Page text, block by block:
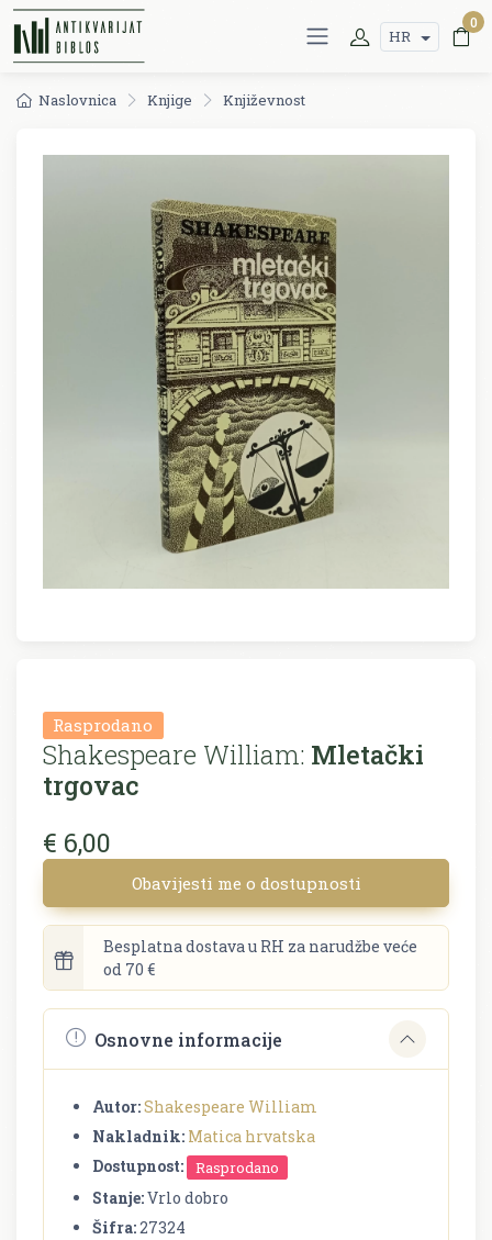
HR
0
Naslovnica Knjige Književnost
Rasprodano
Shakespeare William: Mletački
trgovac
€ 6,00
Obavijesti me o dostupnosti
Besplatna dostava u RH za narudžbe veće
od 70 €
Osnovne informacije
Autor:Shakespeare William
Nakladnik: Matica hrvatska
Dostupnost:
Rasprodano
Stanje:Vrlo dobro
Šifra:27324